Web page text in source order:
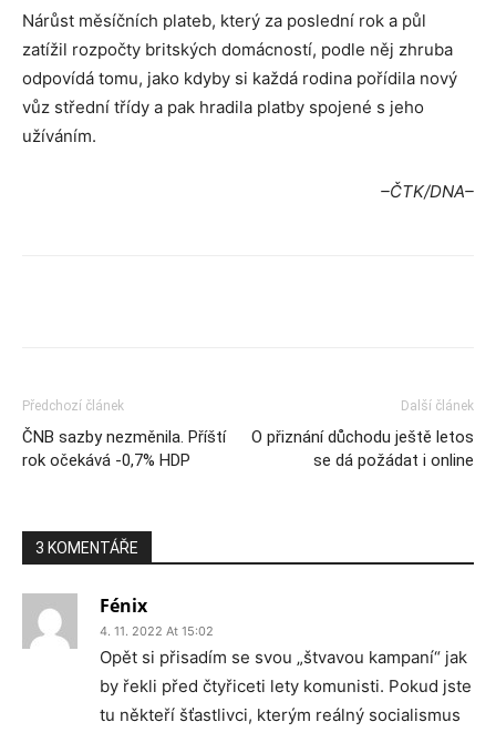
Nárůst měsíčních plateb, který za poslední rok a půl
zatížil rozpočty britských domácností, podle něj zhruba
odpovídá tomu, jako kdyby si každá rodina pořídila nový
vůz střední třídy a pak hradila platby spojené s jeho
užíváním.
–ČTK/DNA–
Předchozí článek
ČNB sazby nezměnila. Příští
rok očekává -0,7% HDP
Další článek
O přiznání důchodu ještě letos
se dá požádat i online
3 KOMENTÁŘE
Fénix
4. 11. 2022 At 15:02
Opět si přisadím se svou „štvavou kampaní“ jak
by řekli před čtyřiceti lety komunisti. Pokud jste
tu někteří šťastlivci, kterým reálný socialismus